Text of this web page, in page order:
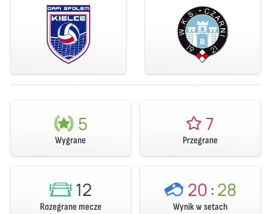
5
Wygrane
7
Przegrane
12
Rozegrane mecze
20 :28
Wynik w setach